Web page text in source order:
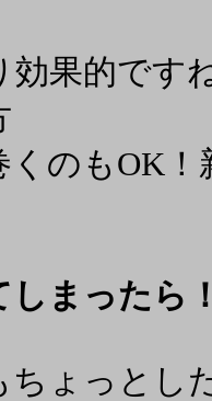
効果的で
くのもOK
まったら
ょっとし